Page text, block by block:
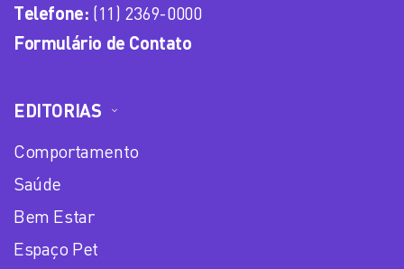
Telefone: (11) 2369-0000
Formulário de Contato
EDITORIAS
Comportamento
Saúde
Bem Estar
Espaço Pet